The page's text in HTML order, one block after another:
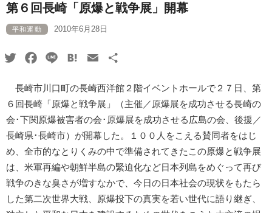
第６回長崎「原爆と戦争展」開幕
平和運動 2010年6月28日
TwitterFacebook
Line HatenaEmail
長崎市川口町の長崎西洋館２階イベントホールで２７日、第
６回長崎「原爆と戦争展」（主催／原爆展を成功させる長崎の
会･下関原爆被害者の会･原爆展を成功させる広島の会、後援／
長崎県･長崎市）が開幕した。１００人をこえる賛同者をはじ
め、全市的なとりくみの中で準備されてきたこの原爆と戦争展
は、米軍再編や朝鮮半島の緊迫化など日本列島をめぐって再び
戦争のきな臭さが増すなかで、今日の日本社会の現状をもたら
した第二次世界大戦、原爆投下の真実を若い世代に語り継ぎ、